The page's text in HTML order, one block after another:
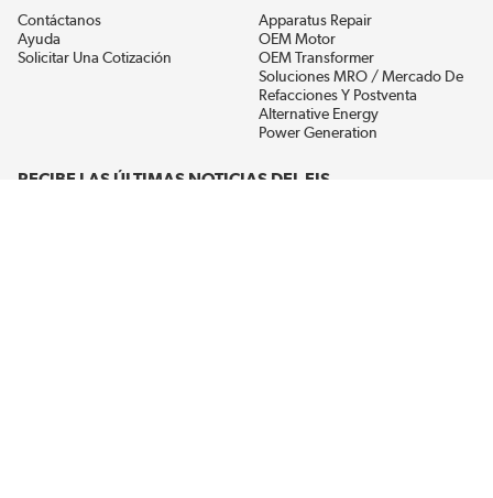
Contáctanos
Ayuda
Solicitar Una Cotización
Apparatus Repair
OEM Motor
OEM Transformer
Soluciones MRO / Mercado De
Refacciones Y Postventa
Alternative Energy
Power Generation
RECIBE LAS ÚLTIMAS NOTICIAS DEL EIS